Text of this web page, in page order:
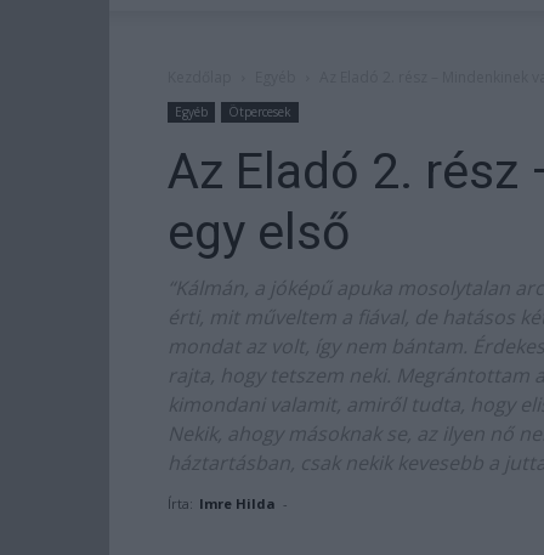
Egyéb Ötpercesek
Az Eladó 2. rész
egy első
“Kálmán, a jóképű apuka mosolytalan
érti, mit műveltem a fiával, de hatásos
mondat az volt, így nem bántam.
rajta, hogy tetszem neki. Megrántottam
kimondani valamit, amiről tudta, hogy
Nekik, ahogy másoknak se, az ilyen nő
háztartásban, csak nekik kevesebb a
Írta: Imre Hilda -